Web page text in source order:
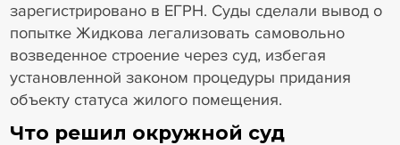
зарегистрировано в ЕГРН. Суды сделали вывод о
попытке Жидкова легализовать самовольно
возведенное строение через суд, избегая
установленной законом процедуры придания
объекту статуса жилого помещения.
Что решил окружной суд